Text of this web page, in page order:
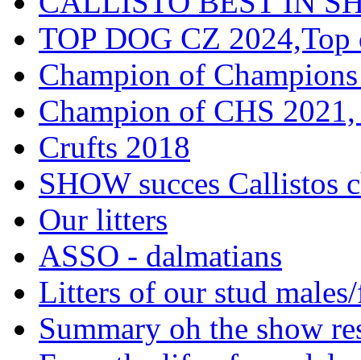
TOP DOG CZ
Champion of
Champion of CHS
Crufts 2018
SHOW succes Callistos
Our litters
ASSO - dalmatians
Litters of our stud
Summary oh the show